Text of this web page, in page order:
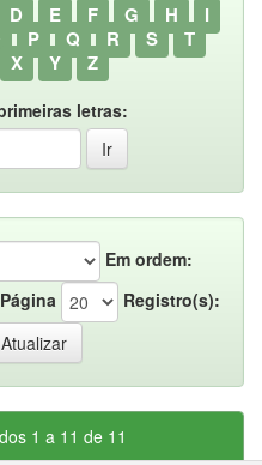
D E F G H
I
P Q R S
T
X Y Z
letras:
Em ordem:
Registro(s):
1 a 11 de 11